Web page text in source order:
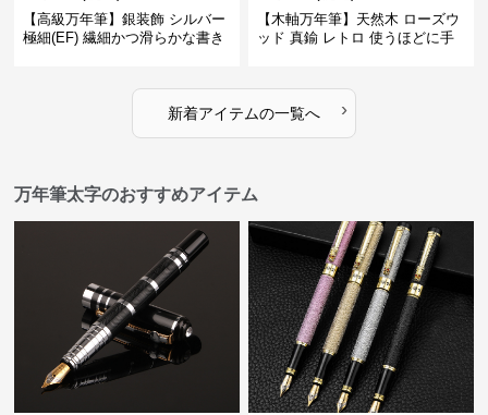
【高級万年筆】銀装飾 シルバー
極細(EF) 繊細かつ滑らかな書き
【木軸万年筆】天然木 ローズウ
ッド 真鍮 レトロ 使うほどに手
新着アイテムの一覧へ ›
万年筆太字のおすすめアイテム